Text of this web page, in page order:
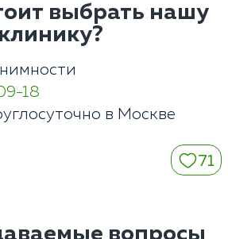
выбрать нашу
клинику?
18
в Москве
71
вопросы